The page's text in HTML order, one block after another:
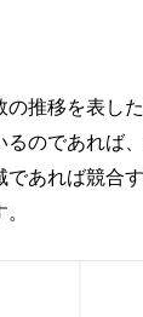
推移を表した
のであれば
あれば競合